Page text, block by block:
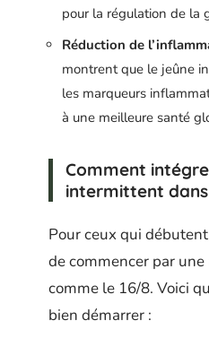
pour la régulation de la
Réduction de
montrent que le jeûne
les marqueurs
à une meilleure santé
Comment
intermittent
Pour ceux qui
de commencer par
comme le 16/8. Voici
bien démarrer :